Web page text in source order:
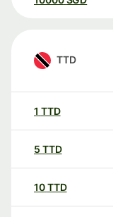
TTD
1 TTD
5 TTD
10TTD